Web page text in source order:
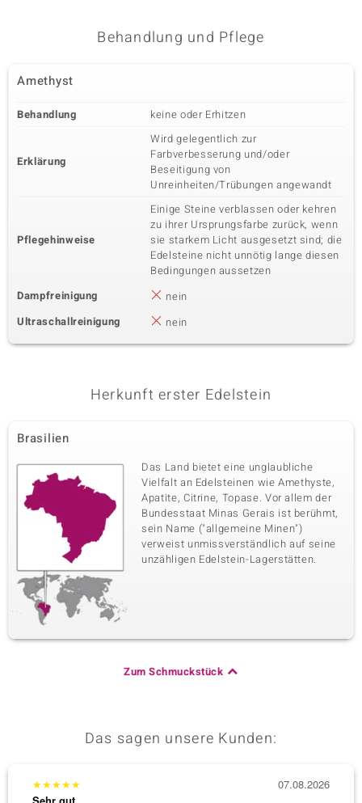
Behandlung und Pflege
Amethyst
Behandlung keine oder Erhitzen
Erklärung
Wird gelegentlich zur
Farbverbesserung und/oder
Beseitigung von
Unreinheiten/Trübungen angewandt
Pflegehinweise
Einige Steine verblassen oder kehren
zu ihrer Ursprungsfarbe zurück, wenn
sie starkem Licht ausgesetzt sind; die
Edelsteine nicht unnötig lange diesen
Bedingungen aussetzen
Dampfreinigung
nein
Ultraschallreinigung
nein
Herkunft erster Edelstein
Brasilien
Das Land bietet eine unglaubliche
Vielfalt an Edelsteinen wie Amethyste,
Apatite, Citrine, Topase. Vor allem der
Bundesstaat Minas Gerais ist berühmt,
sein Name ("allgemeine Minen")
verweist unmissverständlich auf seine
unzähligen Edelstein-Lagerstätten.
Zum Schmuckstück
Das sagen unsere Kunden:
★★★★★
07.08.2026